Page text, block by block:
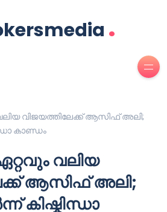
.
വിജയത്തിലേക്ക് ആസിഫ് അലി;
കാണ്ഡം
വലിയ
ആസിഫ് അലി;
കിഷ്കിന്ധാ